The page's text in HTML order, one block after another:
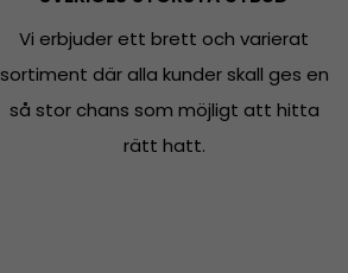
Vi erbjuder ett brett och varierat
sortiment där alla kunder skall ges en
så stor chans som möjligt att hitta
rätt hatt.